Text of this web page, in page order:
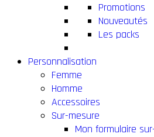
Promotions
Nouveautés
Les packs
Personnalisation
Femme
Homme
Accessoires
Sur-mesure
Mon formulaire